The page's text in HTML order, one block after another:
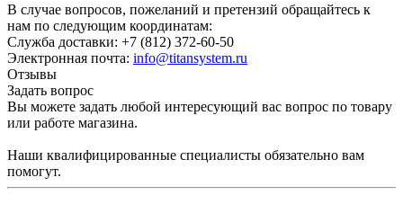
В случае вопросов, пожеланий и претензий обращайтесь к
нам по следующим координатам:
Служба доставки: +7 (812) 372-60-50
Электронная почта: info@titansystem.ru
Отзывы
Задать вопрос
Вы можете задать любой интересующий вас вопрос по товару
или работе магазина.
Наши квалифицированные специалисты обязательно вам
помогут.